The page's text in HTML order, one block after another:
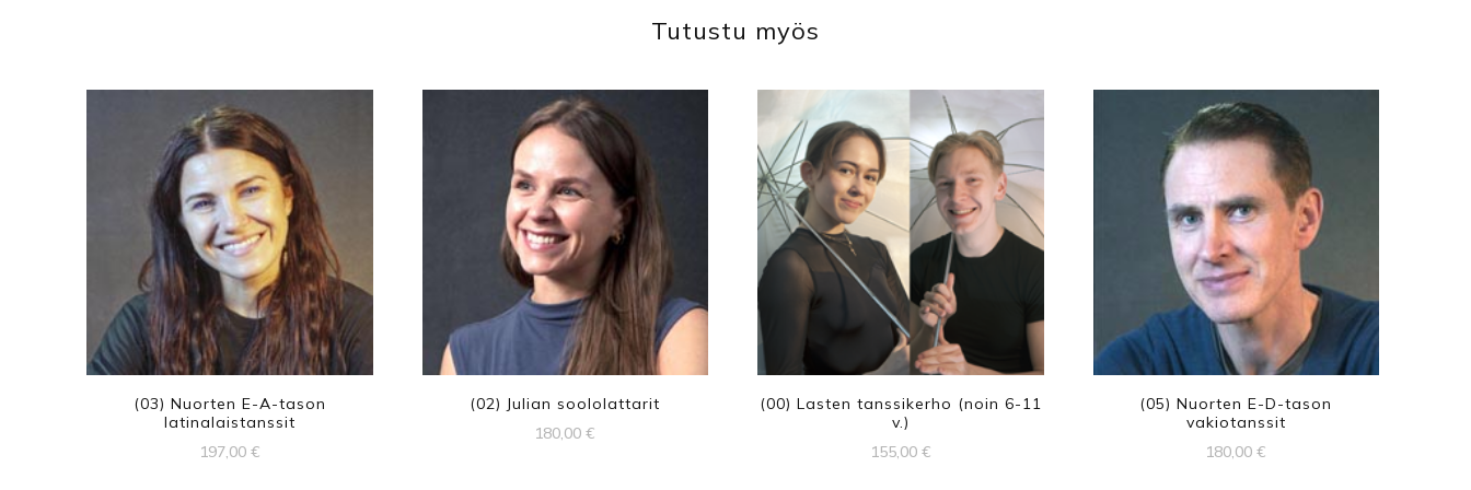
Tutustu myös
(03) Nuorten E-A-tason
latinalaistanssit
197,00 €
(02) Julian soololattarit
180,00€
(00) Lasten tanssikerho (noin 6-11
v.)
155,00 €
(05) Nuorten E-D-tason
vakiotanssit
180,00€